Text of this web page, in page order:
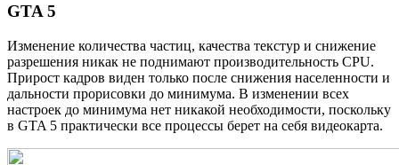
GTA 5
Изменение количества частиц, качества текстур и снижение
разрешения никак не поднимают производительность CPU.
Прирост кадров виден только после снижения населенности и
дальности прорисовки до минимума. В изменении всех
настроек до минимума нет никакой необходимости, поскольку
в GTA 5 практически все процессы берет на себя видеокарта.